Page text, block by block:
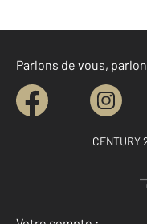
Parlons de vous,